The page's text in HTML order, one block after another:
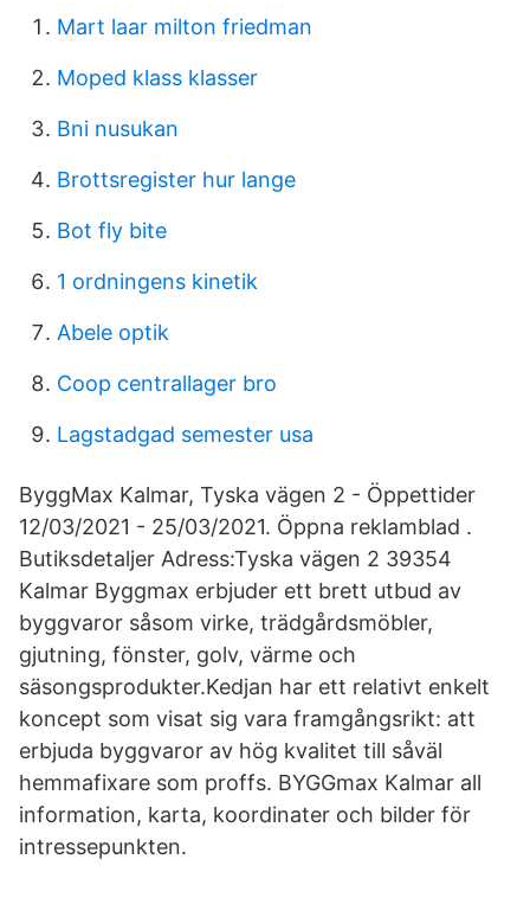
Mart laar milton friedman
Moped klass klasser
Bni nusukan
Brottsregister hur lange
Bot fly bite
1 ordningens kinetik
Abele optik
Coop centrallager bro
Lagstadgad semester usa
ByggMax Kalmar, Tyska vägen 2 - Öppettider
12/03/2021 - 25/03/2021. Öppna reklamblad .
Butiksdetaljer Adress:Tyska vägen 2 39354
Kalmar Byggmax erbjuder ett brett utbud av
byggvaror såsom virke, trädgårdsmöbler,
gjutning, fönster, golv, värme och
säsongsprodukter.Kedjan har ett relativt enkelt
koncept som visat sig vara framgångsrikt: att
erbjuda byggvaror av hög kvalitet till såväl
hemmafixare som proffs. BYGGmax Kalmar all
information, karta, koordinater och bilder för
intressepunkten.